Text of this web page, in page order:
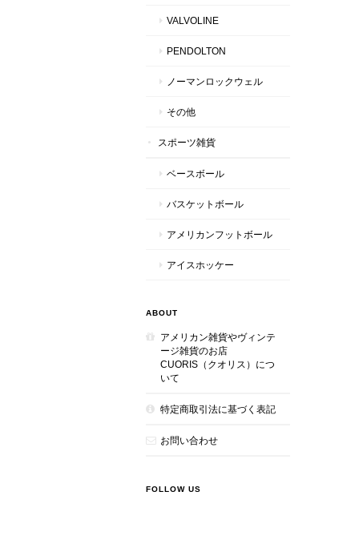
VALVOLINE
PENDOLTON
ノーマンロックウェル
その他
スポーツ雑貨
ベースボール
バスケットボール
アメリカンフットボール
アイスホッケー
ABOUT
アメリカン雑貨やヴィンテ
ージ雑貨のお店
CUORIS（クオリス）につ
いて
特定商取引法に基づく表記
お問い合わせ
FOLLOW US